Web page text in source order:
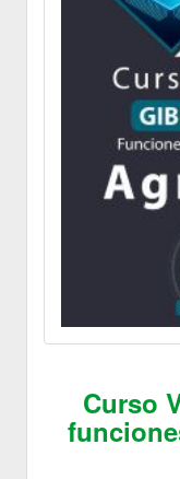
Curso